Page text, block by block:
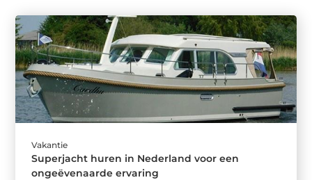
Vakantie
Superjacht huren in Nederland voor een
ongeëvenaarde ervaring